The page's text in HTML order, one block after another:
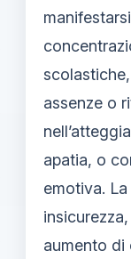
assenze o
apatia, o
emotiva.
aumento di